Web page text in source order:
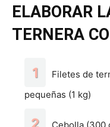
ELABORAR
TERNERA
Filetes de
pequeñas (1 kg)